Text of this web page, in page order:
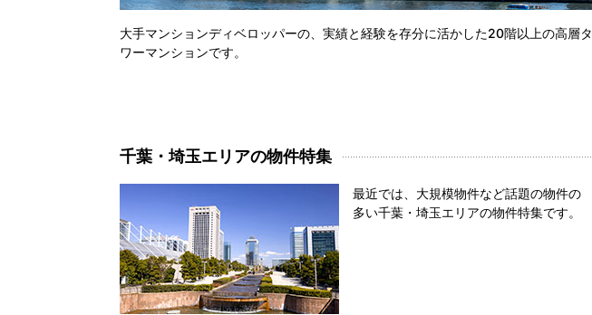
大手マンションディベロッパーの、実績と経験を存分に活かした20階以上の高層タ
ワーマンションです。
千葉・埼玉エリアの物件特集
最近では、大規模物件など話題の物件の
多い千葉・埼玉エリアの物件特集です。